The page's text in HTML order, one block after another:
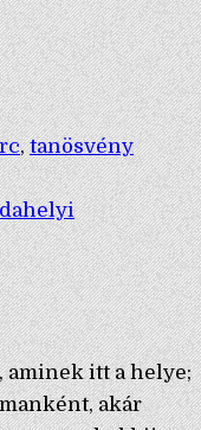
,tanösvény
aminek itt a helye;
akár